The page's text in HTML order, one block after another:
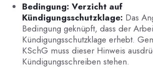
Bedingung: Verzicht auf
Kündigungsschutzklage: Das
Bedingung geknüpft, dass der
Kündigungsschutzklage erhebt.
KSchG muss dieser Hinweis
Kündigungsschreiben stehen.